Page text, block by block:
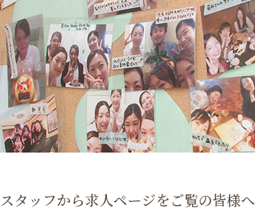
スタッフから求人ページをご覧の皆様へ